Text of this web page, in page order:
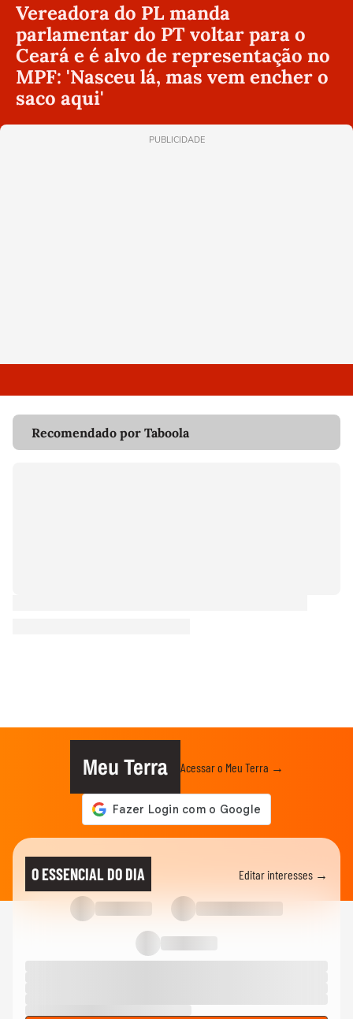
Vereadora do PL manda
parlamentar do PT voltar para o
Ceará e é alvo de representação no
MPF: 'Nasceu lá, mas vem encher o
saco aqui'
PUBLICIDADE
Recomendado por Taboola
Meu Terra Acessar o Meu Terra →
O ESSENCIAL DO DIA Editar interesses →